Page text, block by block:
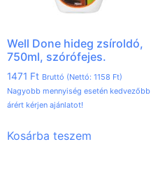
Well Done hideg zsíroldó,
750ml, szórófejes.
1471 Ft Bruttó (Nettó: 1158 Ft)
Nagyobb mennyiség esetén kedvezőbb
árért kérjen ajánlatot!
Kosárba teszem